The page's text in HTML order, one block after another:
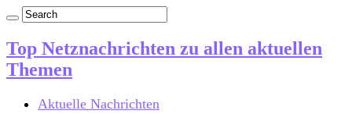
Top Netznachrichten zu allen aktuellen
Themen
Aktuelle Nachrichten